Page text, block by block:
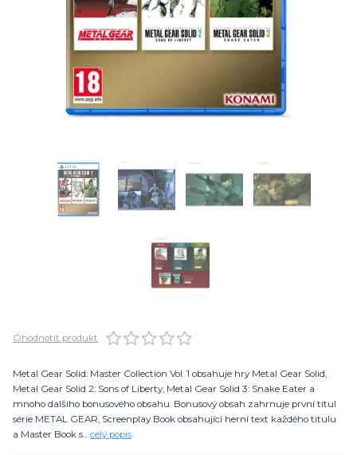
Ohodnotit produkt
Metal Gear Solid: Master Collection Vol. 1 obsahuje hry Metal Gear Solid,
Metal Gear Solid 2: Sons of Liberty, Metal Gear Solid 3: Snake Eater a
mnoho dalšího bonusového obsahu. Bonusový obsah zahrnuje první titul
série METAL GEAR, Screenplay Book obsahující herní text každého titulu
a Master Book s... celý popis